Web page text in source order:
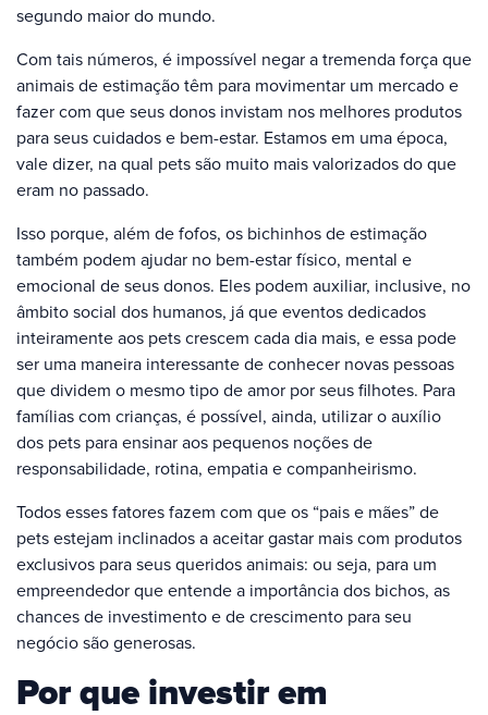
segundo maior do mundo.
Com tais números, é impossível negar a tremenda força que
animais de estimação têm para movimentar um mercado e
fazer com que seus donos invistam nos melhores produtos
para seus cuidados e bem-estar. Estamos em uma época,
vale dizer, na qual pets são muito mais valorizados do que
eram no passado.
Isso porque, além de fofos, os bichinhos de estimação
também podem ajudar no bem-estar físico, mental e
emocional de seus donos. Eles podem auxiliar, inclusive, no
âmbito social dos humanos, já que eventos dedicados
inteiramente aos pets crescem cada dia mais, e essa pode
ser uma maneira interessante de conhecer novas pessoas
que dividem o mesmo tipo de amor por seus filhotes. Para
famílias com crianças, é possível, ainda, utilizar o auxílio
dos pets para ensinar aos pequenos noções de
responsabilidade, rotina, empatia e companheirismo.
Todos esses fatores fazem com que os “pais e mães” de
pets estejam inclinados a aceitar gastar mais com produtos
exclusivos para seus queridos animais: ou seja, para um
empreendedor que entende a importância dos bichos, as
chances de investimento e de crescimento para seu
negócio são generosas.
Por que investir em